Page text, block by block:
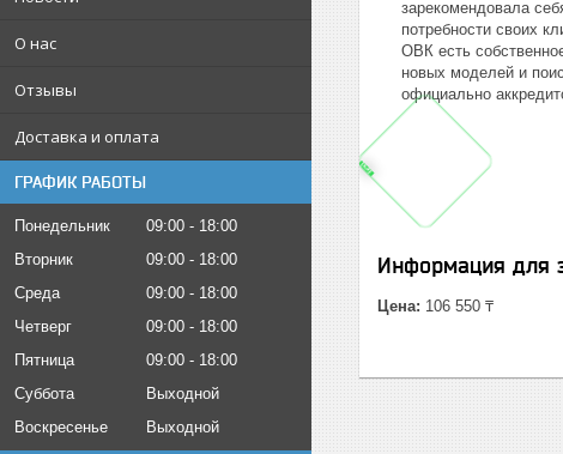
О нас
Отзывы
Доставка и оплата
ГРАФИК РАБОТЫ
Понедельник 09:00
18:00
Вторник
09:00
18:00
Среда
09:00
18:00
Четверг
09:00
18:00
Пятница
09:00
18:00
Суббота
Выходной
Воскресенье
Выходной
зарекомендовала
потребности своих
ОВК есть
новых моделей и
официально
Информация для
Цена: 106 550 ₸